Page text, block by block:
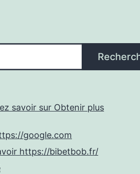
savoir sur Obtenir plus
google.com
https://bibetbob.fr/